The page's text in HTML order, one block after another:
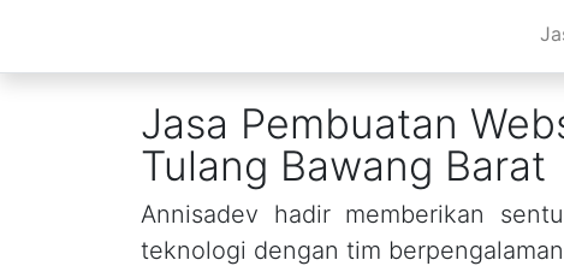
Jasa Pembuatan
Tulang Bawang Barat
Annisadev hadir memberikan
teknologi dengan tim